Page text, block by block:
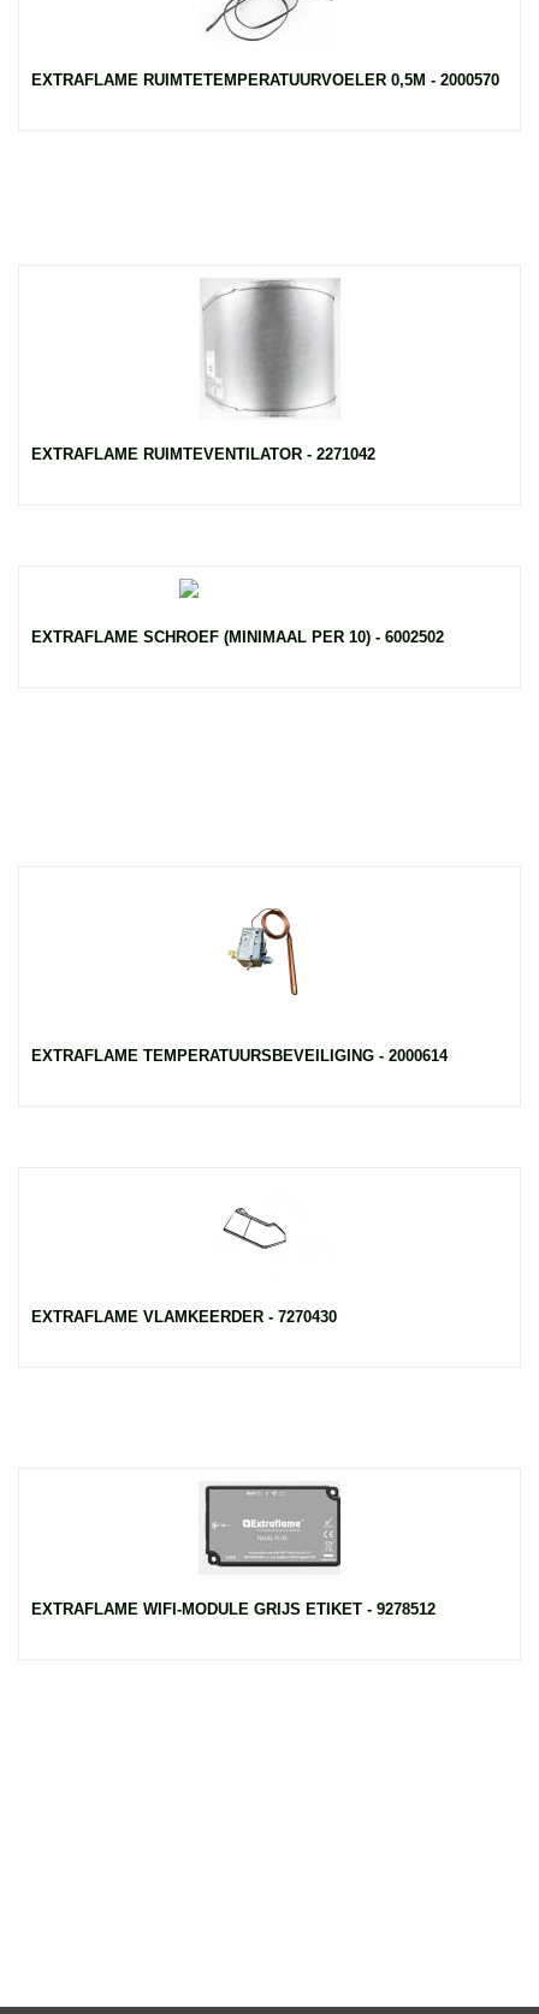
EXTRAFLAME RUIMTETEMPERATUURVOELER 0,5M - 2000570
EXTRAFLAME RUIMTEVENTILATOR - 2271042
EXTRAFLAME SCHROEF (MINIMAAL PER 10) - 6002502
EXTRAFLAME TEMPERATUURSBEVEILIGING - 2000614
EXTRAFLAME VLAMKEERDER - 7270430
EXTRAFLAME WIFI-MODULE GRIJS ETIKET - 9278512